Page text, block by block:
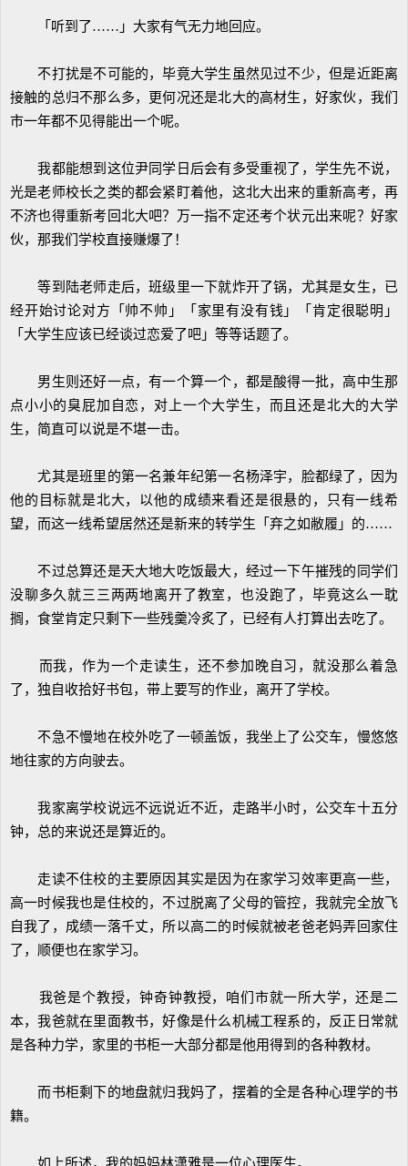
「听到了……」大家有气无力地回应。
不打扰是不可能的，毕竟大学生虽然见过不少，但是近距离
接触的总归不那么多，更何况还是北大的高材生，好家伙，我们
市一年都不见得能出一个呢。
我都能想到这位尹同学日后会有多受重视了，学生先不说，
光是老师校长之类的都会紧盯着他，这北大出来的重新高考，再
不济也得重新考回北大吧？万一指不定还考个状元出来呢？好家
伙，那我们学校直接赚爆了！
等到陆老师走后，班级里一下就炸开了锅，尤其是女生，已
经开始讨论对方「帅不帅」「家里有没有钱」「肯定很聪明」
「大学生应该已经谈过恋爱了吧」等等话题了。
男生则还好一点，有一个算一个，都是酸得一批，高中生那
点小小的臭屁加自恋，对上一个大学生，而且还是北大的大学
生，简直可以说是不堪一击。
尤其是班里的第一名兼年纪第一名杨泽宇，脸都绿了，因为
他的目标就是北大，以他的成绩来看还是很悬的，只有一线希
望，而这一线希望居然还是新来的转学生「弃之如敝履」的……
不过总算还是天大地大吃饭最大，经过一下午摧残的同学们
没聊多久就三三两两地离开了教室，也没跑了，毕竟这么一耽
搁，食堂肯定只剩下一些残羹冷炙了，已经有人打算出去吃了。
而我，作为一个走读生，还不参加晚自习，就没那么着急
了，独自收拾好书包，带上要写的作业，离开了学校。
不急不慢地在校外吃了一顿盖饭，我坐上了公交车，慢悠悠
地往家的方向驶去。
我家离学校说远不远说近不近，走路半小时，公交车十五分
钟，总的来说还是算近的。
走读不住校的主要原因其实是因为在家学习效率更高一些，
高一时候我也是住校的，不过脱离了父母的管控，我就完全放飞
自我了，成绩一落千丈，所以高二的时候就被老爸老妈弄回家住
了，顺便也在家学习。
我爸是个教授，钟奇钟教授，咱们市就一所大学，还是二
本，我爸就在里面教书，好像是什么机械工程系的，反正日常就
是各种力学，家里的书柜一大部分都是他用得到的各种教材。
而书柜剩下的地盘就归我妈了，摆着的全是各种心理学的书
籍。